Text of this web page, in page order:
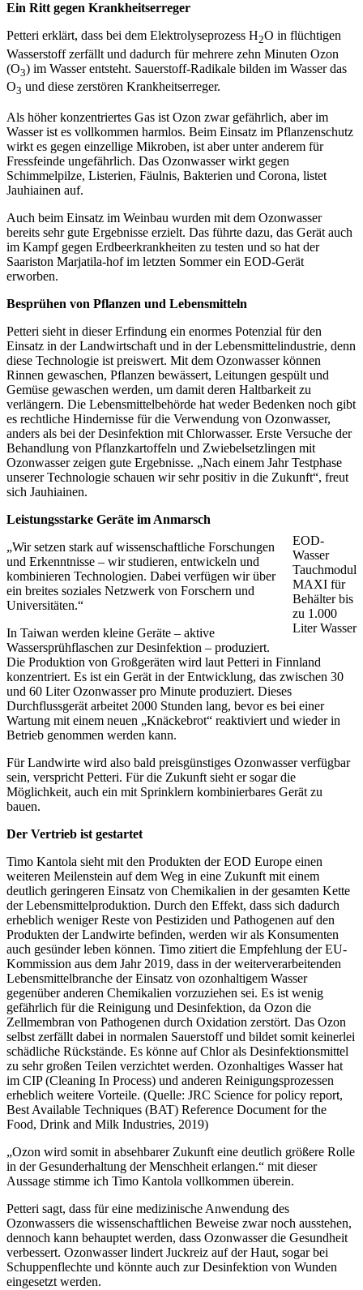
Ein Ritt gegen Krankheitserreger
Petteri erklärt, dass bei dem Elektrolyseprozess H2O in flüchtigen
Wasserstoff zerfällt und dadurch für mehrere zehn Minuten Ozon
(O3) im Wasser entsteht. Sauerstoff-Radikale bilden im Wasser das
O3 und diese zerstören Krankheitserreger.
Als höher konzentriertes Gas ist Ozon zwar gefährlich, aber im
Wasser ist es vollkommen harmlos. Beim Einsatz im Pflanzenschutz
wirkt es gegen einzellige Mikroben, ist aber unter anderem für
Fressfeinde ungefährlich. Das Ozonwasser wirkt gegen
Schimmelpilze, Listerien, Fäulnis, Bakterien und Corona, listet
Jauhiainen auf.
Auch beim Einsatz im Weinbau wurden mit dem Ozonwasser
bereits sehr gute Ergebnisse erzielt. Das führte dazu, das Gerät auch
im Kampf gegen Erdbeerkrankheiten zu testen und so hat der
Saariston Marjatila-hof im letzten Sommer ein EOD-Gerät
erworben.
Besprühen von Pflanzen und Lebensmitteln
Petteri sieht in dieser Erfindung ein enormes Potenzial für den
Einsatz in der Landwirtschaft und in der Lebensmittelindustrie, denn
diese Technologie ist preiswert. Mit dem Ozonwasser können
Rinnen gewaschen, Pflanzen bewässert, Leitungen gespült und
Gemüse gewaschen werden, um damit deren Haltbarkeit zu
verlängern. Die Lebensmittelbehörde hat weder Bedenken noch gibt
es rechtliche Hindernisse für die Verwendung von Ozonwasser,
anders als bei der Desinfektion mit Chlorwasser. Erste Versuche der
Behandlung von Pflanzkartoffeln und Zwiebelsetzlingen mit
Ozonwasser zeigen gute Ergebnisse. „Nach einem Jahr Testphase
unserer Technologie schauen wir sehr positiv in die Zukunft“, freut
sich Jauhiainen.
EOD-
Wasser
Tauchmodul
MAXI für
Behälter bis
zu 1.000
Liter Wasser
Leistungsstarke Geräte im Anmarsch
„Wir setzen stark auf wissenschaftliche Forschungen
und Erkenntnisse – wir studieren, entwickeln und
kombinieren Technologien. Dabei verfügen wir über
ein breites soziales Netzwerk von Forschern und
Universitäten.“
In Taiwan werden kleine Geräte – aktive
Wassersprühflaschen zur Desinfektion – produziert.
Die Produktion von Großgeräten wird laut Petteri in Finnland
konzentriert. Es ist ein Gerät in der Entwicklung, das zwischen 30
und 60 Liter Ozonwasser pro Minute produziert. Dieses
Durchflussgerät arbeitet 2000 Stunden lang, bevor es bei einer
Wartung mit einem neuen „Knäckebrot“ reaktiviert und wieder in
Betrieb genommen werden kann.
Für Landwirte wird also bald preisgünstiges Ozonwasser verfügbar
sein, verspricht Petteri. Für die Zukunft sieht er sogar die
Möglichkeit, auch ein mit Sprinklern kombinierbares Gerät zu
bauen.
Der Vertrieb ist gestartet
Timo Kantola sieht mit den Produkten der EOD Europe einen
weiteren Meilenstein auf dem Weg in eine Zukunft mit einem
deutlich geringeren Einsatz von Chemikalien in der gesamten Kette
der Lebensmittelproduktion. Durch den Effekt, dass sich dadurch
erheblich weniger Reste von Pestiziden und Pathogenen auf den
Produkten der Landwirte befinden, werden wir als Konsumenten
auch gesünder leben können. Timo zitiert die Empfehlung der EU-
Kommission aus dem Jahr 2019, dass in der weiterverarbeitenden
Lebensmittelbranche der Einsatz von ozonhaltigem Wasser
gegenüber anderen Chemikalien vorzuziehen sei. Es ist wenig
gefährlich für die Reinigung und Desinfektion, da Ozon die
Zellmembran von Pathogenen durch Oxidation zerstört. Das Ozon
selbst zerfällt dabei in normalen Sauerstoff und bildet somit keinerlei
schädliche Rückstände. Es könne auf Chlor als Desinfektionsmittel
zu sehr großen Teilen verzichtet werden. Ozonhaltiges Wasser hat
im CIP (Cleaning In Process) und anderen Reinigungsprozessen
erheblich weitere Vorteile. (Quelle: JRC Science for policy report,
Best Available Techniques (BAT) Reference Document for the
Food, Drink and Milk Industries, 2019)
„Ozon wird somit in absehbarer Zukunft eine deutlich größere Rolle
in der Gesunderhaltung der Menschheit erlangen.“ mit dieser
Aussage stimme ich Timo Kantola vollkommen überein.
Petteri sagt, dass für eine medizinische Anwendung des
Ozonwassers die wissenschaftlichen Beweise zwar noch ausstehen,
dennoch kann behauptet werden, dass Ozonwasser die Gesundheit
verbessert. Ozonwasser lindert Juckreiz auf der Haut, sogar bei
Schuppenflechte und könnte auch zur Desinfektion von Wunden
eingesetzt werden.